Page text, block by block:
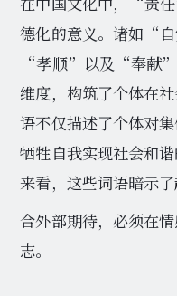
德化的意义。诸如“
“孝顺”以及“奉献”
维度，构筑了个体在
语不仅描述了个体对
牺牲自我实现社会和
来看，这些词语暗示了
合外部期待，必须在
志。